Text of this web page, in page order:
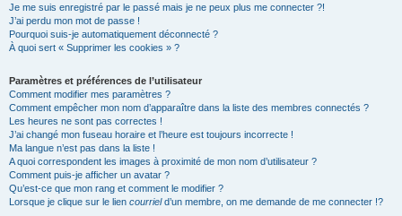
Je me suis enregistré par le passé mais je ne peux plus me connecter ?!
J’ai perdu mon mot de passe !
Pourquoi suis-je automatiquement déconnecté ?
À quoi sert « Supprimer les cookies » ?
Paramètres et préférences de l’utilisateur
Comment modifier mes paramètres ?
Comment empêcher mon nom d’apparaître dans la liste des membres connectés ?
Les heures ne sont pas correctes !
J’ai changé mon fuseau horaire et l’heure est toujours incorrecte !
Ma langue n’est pas dans la liste !
A quoi correspondent les images à proximité de mon nom d’utilisateur ?
Comment puis-je afficher un avatar ?
Qu’est-ce que mon rang et comment le modifier ?
Lorsque je clique sur le lien courrield’un membre, on me demande de me connecter !?